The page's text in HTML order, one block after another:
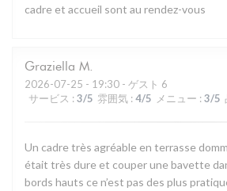
cadre et accueil sont au rendez-vous
Graziella M
2026-07-25 - 19:30 - ゲスト 6
サービス : 3/5 雰囲気 : 4/5 メニュー : 3/5
Un cadre très agréable en terrasse
était très dure et couper une bavette
bords hauts ce n’est pas des plus